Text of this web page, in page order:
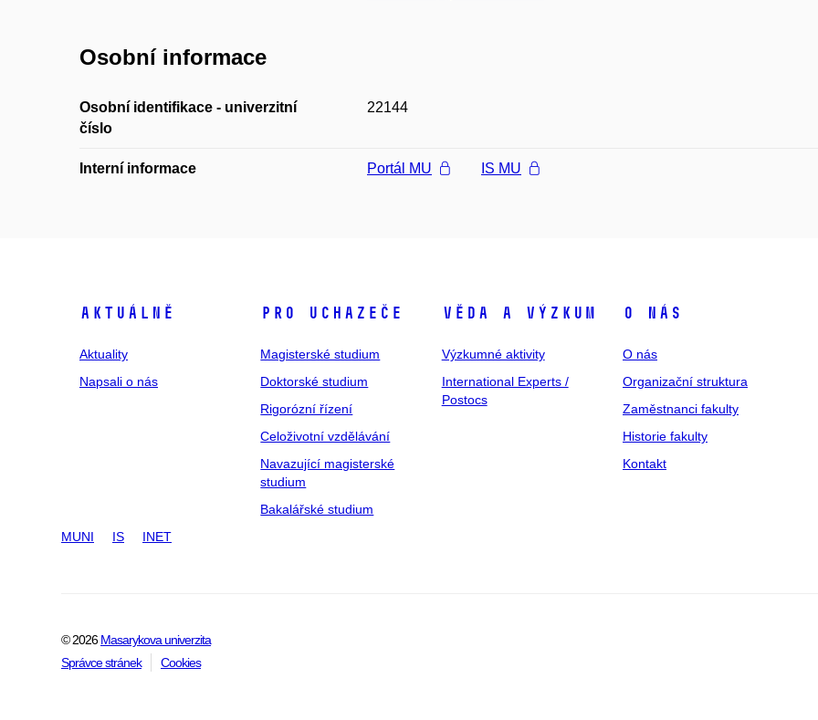
Osobní informace
Osobní identifikace - univerzitní
číslo
22144
Interní informace Portál MU IS MU
Aktuálně
Aktuality
Napsali o nás
Pro uchazeče
Magisterské studium
Doktorské studium
Rigorózní řízení
Celoživotní vzdělávání
Navazující magisterské
studium
Bakalářské studium
Věda a výzkum
Výzkumné aktivity
International Experts /
Postocs
O nás
O nás
Organizační struktura
Zaměstnanci fakulty
Historie fakulty
Kontakt
MUNI IS INET
© 2026Masarykova univerzita
Správce stránek
Cookies